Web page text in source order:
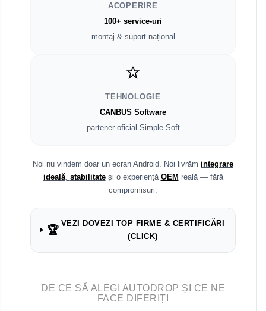
Daihatsu
Dodge
Navigații auto universale
Navigații universale 2DIN
ACOPERIRE
100+ service-uri
montaj & suport național
TEHNOLOGIE
CANBUS Software
partener oficial Simple Soft
Noi nu vindem doar un ecran Android. Noi livrăm integrare
ideală, stabilitateși o experiență OEM reală — fără
compromisuri.
🏆
VEZI DOVEZI TOP FIRME & CERTIFICĂRI
(CLICK)
DE CE SĂ ALEGI AUTODROP ȘI CE NE
FACE DIFERIȚI